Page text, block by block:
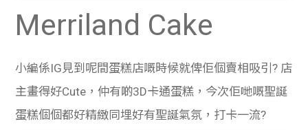
Merriland Cake
小編係IG見到呢間蛋糕店嘅時候就俾佢個賣相吸引? 店
主畫得好Cute，仲有啲3D卡通蛋糕，今次佢哋嘅聖誕
蛋糕個個都好精緻同埋好有聖誕氣氛，打卡一流?